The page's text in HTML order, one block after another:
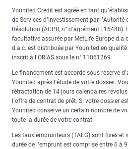
Younited Credit est agréé en tant
de Services d’Investissement par
Résolution (ACPR, n° d’agrément :
facultative assurée par MetLife Europe
d.a.c. est distribuée par Younited en
inscrit à l’ORIAS sous le n° 11061269
Le financement est accordé sous réserve
Younited après l’étude de votre dossier.
rétractation de 14 jours calendaires
l’offre de contrat de prêt. Si votre dossier
Younited conserve un certain nombre de
toute la durée de votre contrat.
Les taux emprunteurs (TAEG) sont fixes et
durée de l’emprunt est comprise entre 6 à